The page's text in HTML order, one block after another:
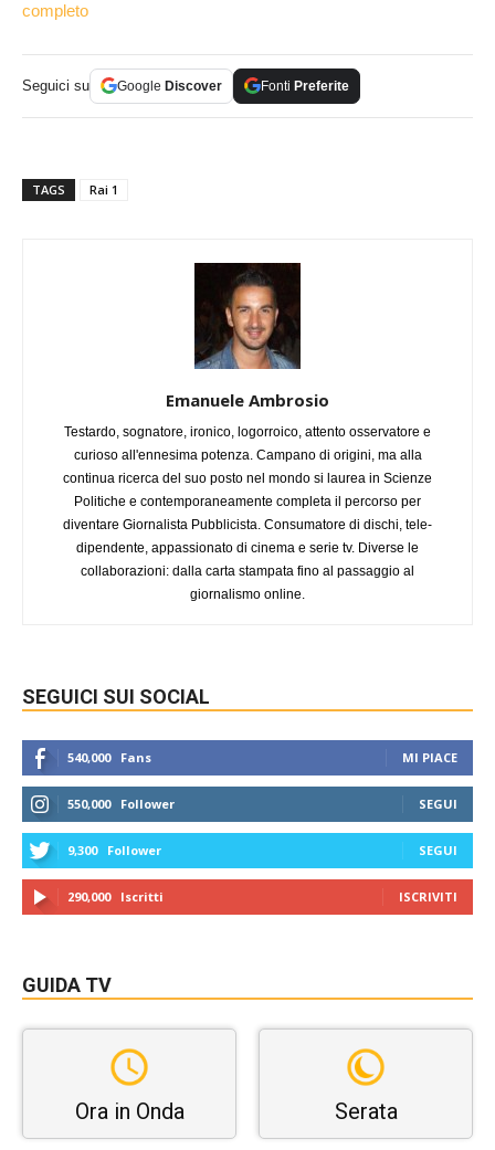
completo
Seguici su Google Discover Fonti Preferite
TAGS Rai 1
Emanuele Ambrosio
Testardo, sognatore, ironico, logorroico, attento osservatore e
curioso all'ennesima potenza. Campano di origini, ma alla
continua ricerca del suo posto nel mondo si laurea in Scienze
Politiche e contemporaneamente completa il percorso per
diventare Giornalista Pubblicista. Consumatore di dischi, tele-
dipendente, appassionato di cinema e serie tv. Diverse le
collaborazioni: dalla carta stampata fino al passaggio al
giornalismo online.
SEGUICI SUI SOCIAL
540,000 Fans MI PIACE
550,000 Follower SEGUI
9,300 Follower SEGUI
290,000 Iscritti ISCRIVITI
GUIDA TV
Ora in Onda Serata